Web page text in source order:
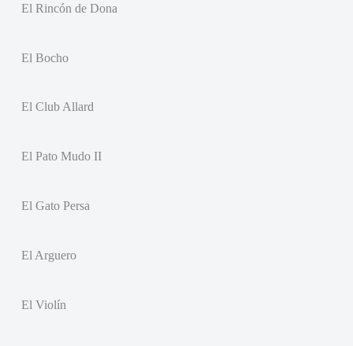
El Rincón de Dona
El Bocho
El Club Allard
El Pato Mudo II
El Gato Persa
El Arguero
El Violín